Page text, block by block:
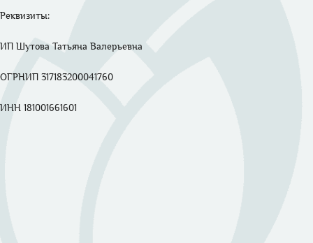
Реквизиты:
ИП Шутова Татьяна Валерьевна
ОГРНИП 317183200041760
ИНН 181001661601